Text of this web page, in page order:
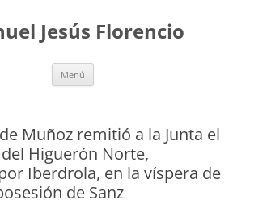
Jesús Florencio
Menú
Muñoz remitió a la Junta el
Higuerón Norte,
Iberdrola, en la víspera de
de Sanz